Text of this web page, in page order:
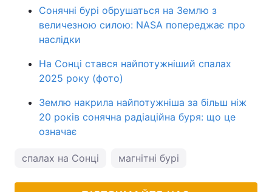
Сонячні бурі обрушаться на Землю з
величезною силою: NASA попереджає про
наслідки
На Сонці стався найпотужніший спалах
2025 року (фото)
Землю накрила найпотужніша за більш ніж
20 років сонячна радіаційна буря: що це
означає
спалах на Сонці магнітні бурі